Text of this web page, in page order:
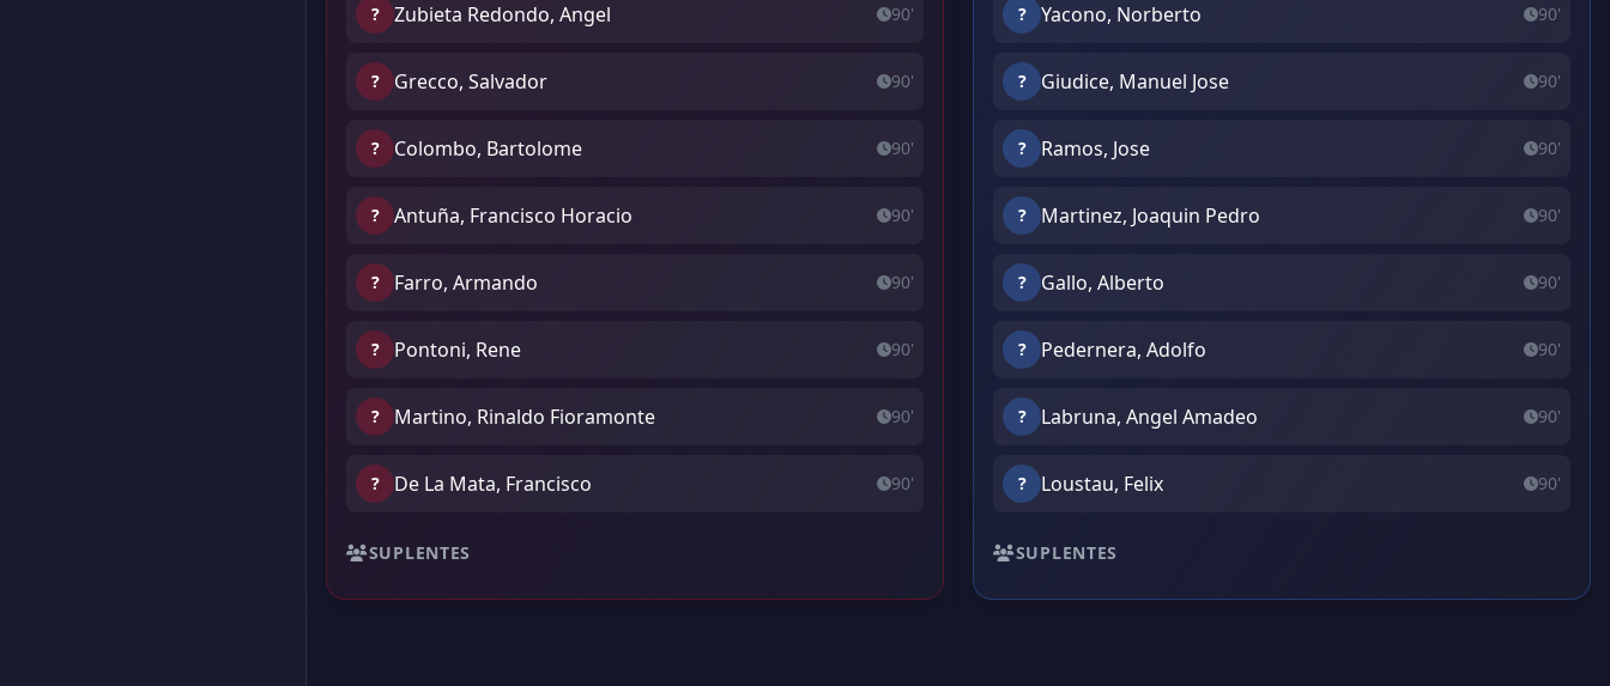
? Zubieta Redondo, Angel 90'
? Grecco, Salvador 90'
? Colombo, Bartolome 90'
? Antuña, Francisco Horacio 90'
? Farro, Armando 90'
? Pontoni, Rene 90'
? Martino, Rinaldo Fioramonte 90'
? De La Mata, Francisco 90'
SUPLENTES
? Yacono, Norberto 90'
? Giudice, Manuel Jose 90'
? Ramos, Jose 90'
? Martinez, Joaquin Pedro 90'
? Gallo, Alberto 90'
? Pedernera, Adolfo 90'
? Labruna, Angel Amadeo 90'
? Loustau, Felix 90'
SUPLENTES